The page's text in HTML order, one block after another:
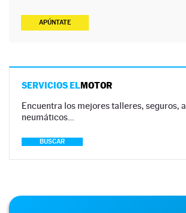
APÚNTATE
SERVICIOS ELMOTOR
Encuentra los mejores talleres, seguros,
neumáticos…
BUSCAR